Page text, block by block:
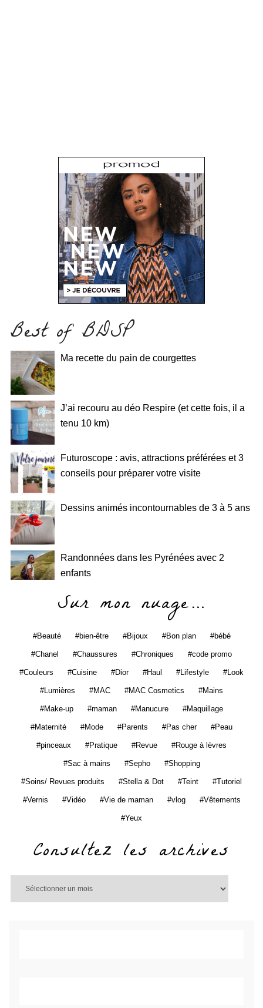
Best of BDSP
Ma recette du pain de courgettes
J’ai recouru au déo Respire (et cette fois, il a
tenu 10 km)
Futuroscope : avis, attractions préférées et 3
conseils pour préparer votre visite
Dessins animés incontournables de 3 à 5 ans
Randonnées dans les Pyrénées avec 2
enfants
Sur mon nuage…
Beauté bien-être Bijoux Bon plan bébé
Chanel Chaussures Chroniques code promo
Couleurs Cuisine Dior Haul Lifestyle Look
Lumières MAC MAC Cosmetics Mains
Make-up maman Manucure Maquillage
Maternité Mode Parents Pas cher Peau
pinceaux Pratique Revue Rouge à lèvres
Sac à mains Sepho Shopping
Soins/ Revues produits Stella & Dot Teint Tutoriel
Vernis Vidéo Vie de maman vlog Vêtements
Yeux
Consultez les archives